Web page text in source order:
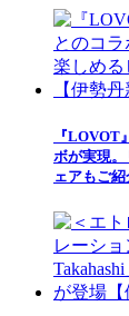
『LOVOT
ボが実現
ェアもご紹